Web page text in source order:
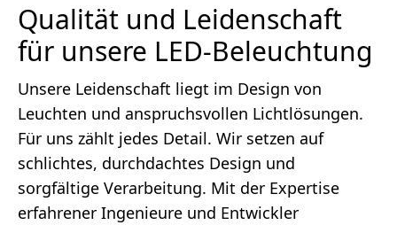
Qualität und Leidenschaft
für unsere LED-Beleuchtung
Unsere Leidenschaft liegt im Design von
Leuchten und anspruchsvollen Lichtlösungen.
Für uns zählt jedes Detail. Wir setzen auf
schlichtes, durchdachtes Design und
sorgfältige Verarbeitung. Mit der Expertise
erfahrener Ingenieure und Entwickler